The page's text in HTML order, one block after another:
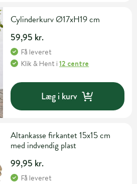
Cylinderkurv Ø17xH19 cm
59,95 kr.
Få leveret
Klik & Hent i12 centre
Læg i kurv
Altankasse firkantet 15x15 cm
med indvendig plast
99,95 kr.
Få leveret